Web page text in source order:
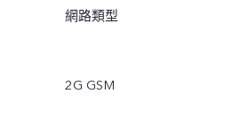
網路類型
2G GSM